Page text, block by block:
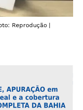
Reprodução |